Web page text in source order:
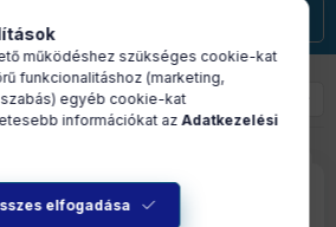
működéshez szükséges cookie-kat
funkcionalitáshoz (marketing,
egyéb cookie-kat
információkat azAdatkezelési
elfogadása